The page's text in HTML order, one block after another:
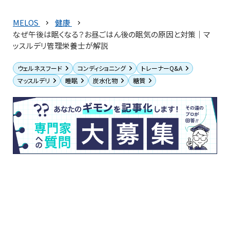
MELOS
健康
なぜ午後は眠くなる？お昼ごはん後の眠気の原因と対策｜マ
ッスルデリ管理栄養士が解説
ウェルネスフード コンディショニング
トレーナーQ&A
マッスルデリ
睡眠 炭水化物 糖質